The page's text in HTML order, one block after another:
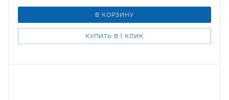
В КОРЗИНУ
КУПИТЬ В 1 КЛИК